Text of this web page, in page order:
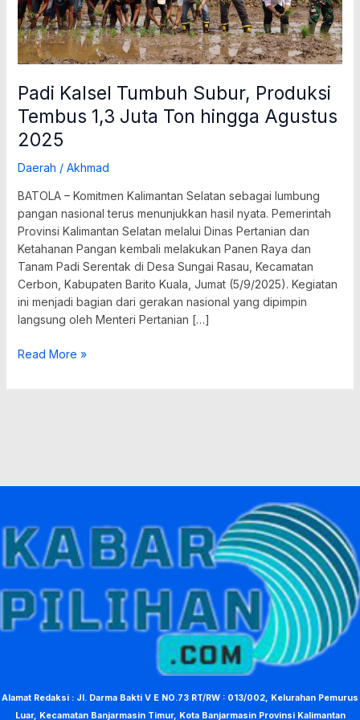
Padi Kalsel Tumbuh Subur, Produksi
Tembus 1,3 Juta Ton hingga Agustus
2025
Daerah / Akhmad
BATOLA – Komitmen Kalimantan Selatan sebagai lumbung
pangan nasional terus menunjukkan hasil nyata. Pemerintah
Provinsi Kalimantan Selatan melalui Dinas Pertanian dan
Ketahanan Pangan kembali melakukan Panen Raya dan
Tanam Padi Serentak di Desa Sungai Rasau, Kecamatan
Cerbon, Kabupaten Barito Kuala, Jumat (5/9/2025). Kegiatan
ini menjadi bagian dari gerakan nasional yang dipimpin
langsung oleh Menteri Pertanian […]
hingga
Agustus
2025
Read More »
Alamat Redaksi : Jl. Darma Bakti V E NO.73 RT/RW : 013/002, Kelurahan Pemurus
Luar, Kecamatan Banjarmasin Timur, Kota Banjarmasin Provinsi Kalimantan